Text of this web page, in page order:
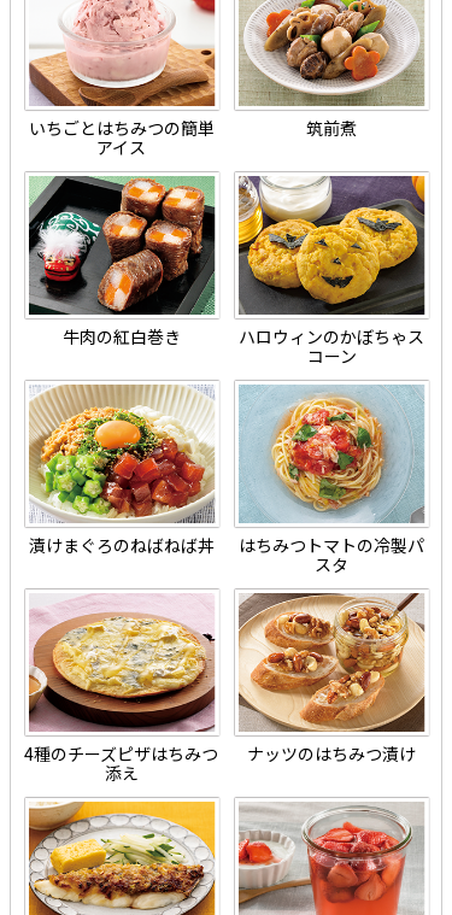
いちごとはちみつの簡単
アイス
筑前煮
牛肉の紅白巻き
ハロウィンのかぼちゃス
コーン
漬けまぐろのねばねば丼
はちみつトマトの冷製パ
スタ
4種のチーズピザはちみつ
添え
ナッツのはちみつ漬け